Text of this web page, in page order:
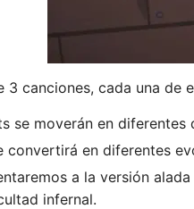
3 canciones, cada una de
se moverán en
convertirá en diferentes
a la versión
infernal.